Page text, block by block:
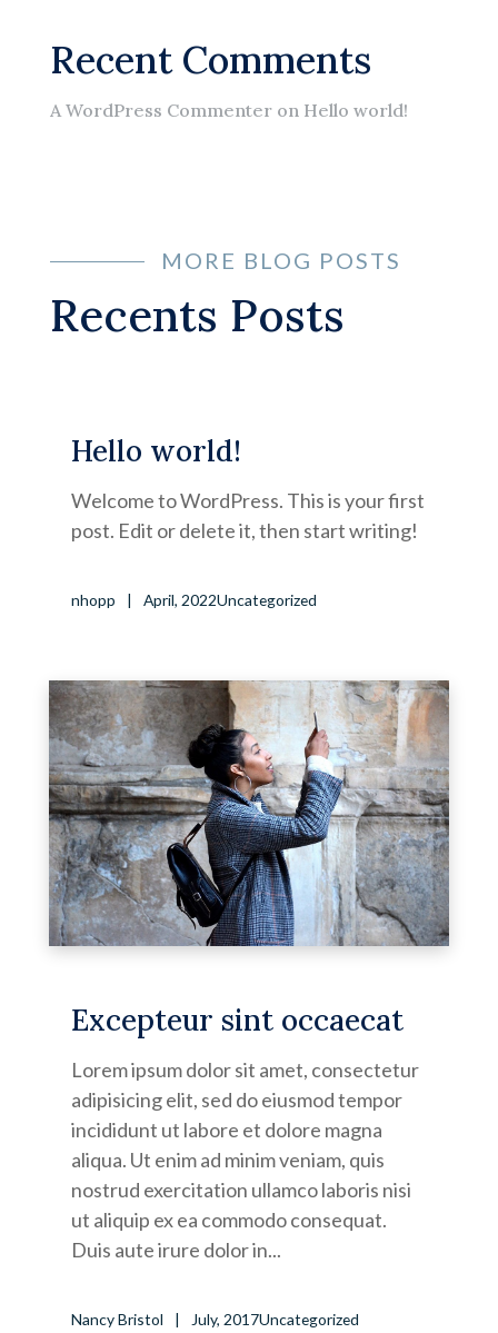
Recent Comments
A WordPress Commenteron Hello world!
MORE BLOG POSTS
Recents Posts
Hello world!
nhopp April, 2022Uncategorized
Welcome to WordPress. This is your first
post. Edit or delete it, then start writing!
Excepteur sint occaecat
Nancy Bristol July, 2017Uncategorized
Lorem ipsum dolor sit amet, consectetur
adipisicing elit, sed do eiusmod tempor
incididunt ut labore et dolore magna
aliqua. Ut enim ad minim veniam, quis
nostrud exercitation ullamco laboris nisi
ut aliquip ex ea commodo consequat.
Duis aute irure dolor in...